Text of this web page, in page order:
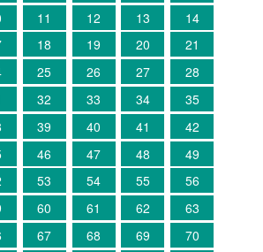
11 12 13
14
18 19 20
21
25 26 27
28
32 33 34
35
39 40 41
42
46 47 48
49
53 54 55
56
60 61 62
63
67 68 69
70